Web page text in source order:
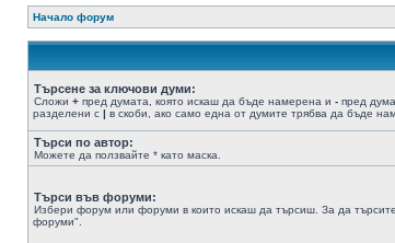
Начало форум
Търсене за ключови думи:
Сложи + пред думата, която искаш да бъде намерена и - пред
разделени с | в скоби, ако само една от думите трябва да бъде
Търси по автор:
Можете да ползвайте * като маска.
Търси във форуми:
Избери форум или форуми в които искаш да търсиш. За да
форуми".